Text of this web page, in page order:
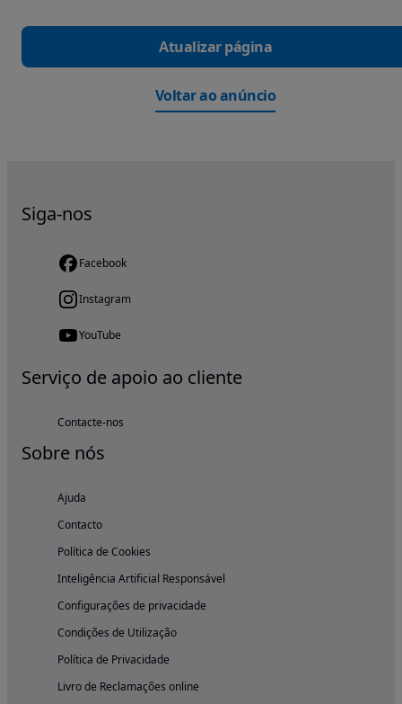
Atualizar página
Voltar ao anúncio
Siga-nos
Facebook
Instagram
YouTube
Serviço de apoio ao cliente
Contacte-nos
Sobre nós
Ajuda
Contacto
Política de Cookies
Inteligência Artificial Responsável
Configurações de privacidade
Condições de Utilização
Política de Privacidade
Livro de Reclamações online